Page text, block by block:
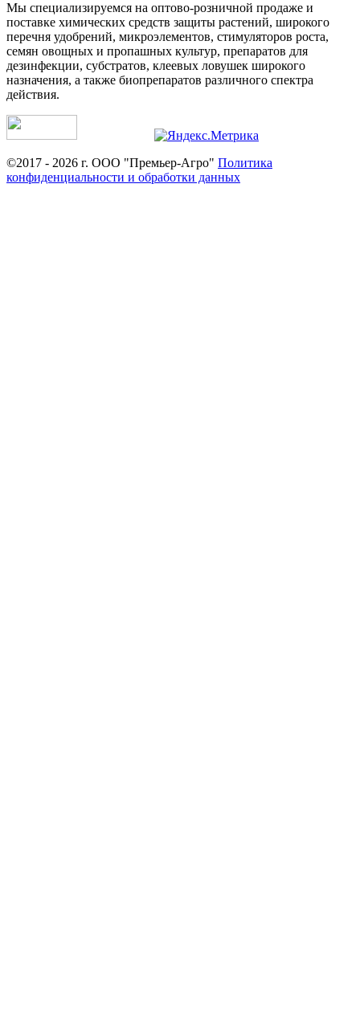
Мы специализируемся на оптово-розничной продаже и
поставке химических средств защиты растений, широкого
перечня удобрений, микроэлементов, стимуляторов роста,
семян овощных и пропашных культур, препаратов для
дезинфекции, субстратов, клеевых ловушек широкого
назначения, а также биопрепаратов различного спектра
действия.
©2017 - 2026 г. ООО "Премьер-Агро" Политика
конфиденциальности и обработки данных